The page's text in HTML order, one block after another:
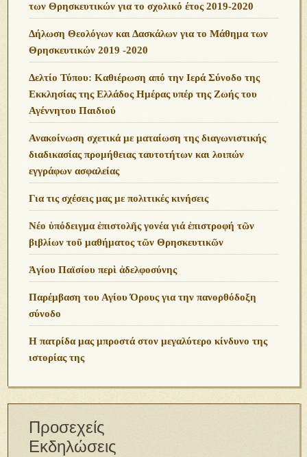
των Θρησκευτικών για το σχολικό έτος 2019-2020
Δήλωση Θεολόγων και Δασκάλων για το Μάθημα των
Θρησκευτικών 2019 -2020
Δελτίο Τύπου: Καθιέρωση από την Ιερά Σύνοδο της
Εκκλησίας της Ελλάδος Ημέρας υπέρ της Ζωής του
Αγέννητου Παιδιού
Ανακοίνωση σχετικά με ματαίωση της διαγωνιστικής
διαδικασίας προμήθειας ταυτοτήτων και λοιπών
εγγράφων ασφαλείας
Για τις σχέσεις μας με πολιτικές κινήσεις
Νέο ὑπόδειγμα ἐπιστολῆς γονέα γιά ἐπιστροφή τῶν
βιβλίων τοῦ μαθήματος τῶν Θρησκευτικῶν
Ἁγίου Παϊσίου περὶ ἀδελφοσύνης
Παρέμβαση του Αγίου Όρους για την πανορθόδοξη
σύνοδο
Η πατρίδα μας μπροστά στον μεγαλύτερο κίνδυνο της
ιστορίας της
Προσεχείς
Εκδηλώσεις